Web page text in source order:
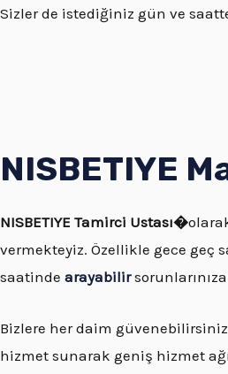
Sizler de istediğiniz gün ve
NISBETIYE
NISBETIYE Tamirci Ustası�
vermekteyiz. Özellikle gece
saatinde arayabilir
Bizlere her daim
hizmet sunarak geniş hizmet